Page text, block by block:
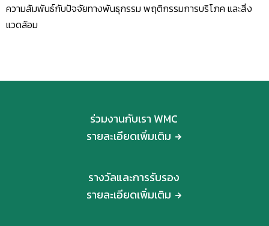
ความสัมพันธ์กับปัจจัยทางพันธุกรรม พฤติกรรมการบริโภค และสิ่ง
แวดล้อม
ร่วมงานกับเรา WMC
รายละเอียดเพิ่มเติม
รางวัลและการรับรอง
รายละเอียดเพิ่มเติม